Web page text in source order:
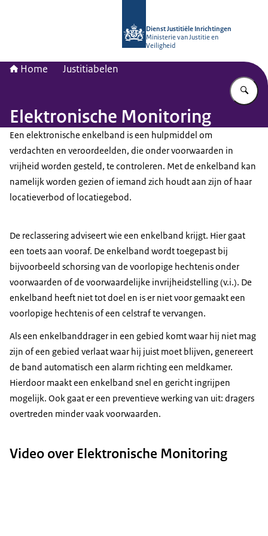
Dienst Justitiële Inrichtingen
Ministerie van Justitie en
Veiligheid
Home Justitiabelen
Elektronische Monitoring
Een elektronische enkelband is een hulpmiddel om
verdachten en veroordeelden, die onder voorwaarden in
vrijheid worden gesteld, te controleren. Met de enkelband kan
namelijk worden gezien of iemand zich houdt aan zijn of haar
locatieverbod of locatiegebod.
De reclassering adviseert wie een enkelband krijgt. Hier gaat
een toets aan vooraf. De enkelband wordt toegepast bij
bijvoorbeeld schorsing van de voorlopige hechtenis onder
voorwaarden of de voorwaardelijke invrijheidstelling (v.i.). De
enkelband heeft niet tot doel en is er niet voor gemaakt een
voorlopige hechtenis of een celstraf te vervangen.
Als een enkelbanddrager in een gebied komt waar hij niet mag
zijn of een gebied verlaat waar hij juist moet blijven, genereert
de band automatisch een alarm richting een meldkamer.
Hierdoor maakt een enkelband snel en gericht ingrijpen
mogelijk. Ook gaat er een preventieve werking van uit: dragers
overtreden minder vaak voorwaarden.
Video over Elektronische Monitoring